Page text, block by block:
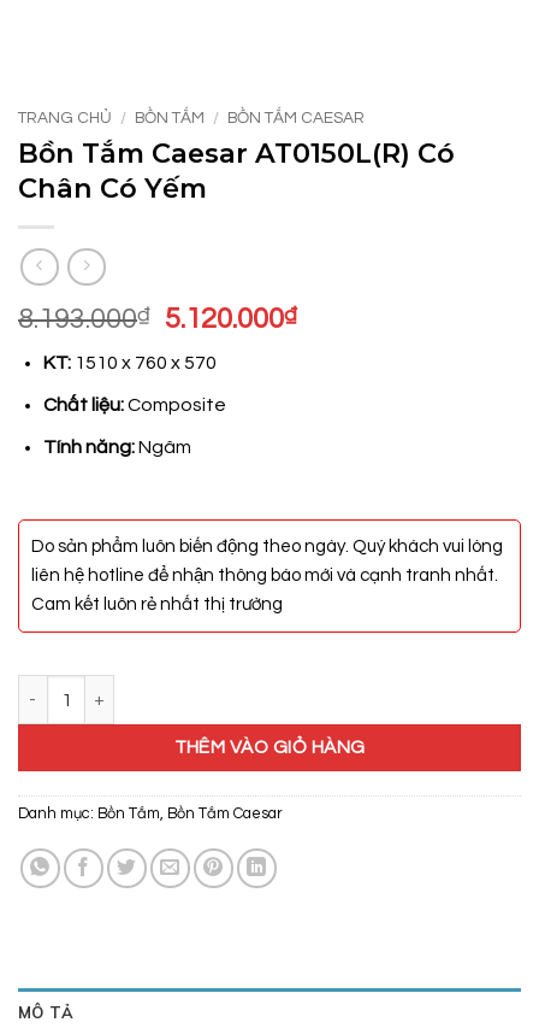
TRANG CHỦ / BỒN TẮM / BỒN TẮM CAESAR
Bồn Tắm Caesar AT0150L(R) Có
Chân Có Yếm
8.193.000₫
Giá
là:
8.193.000₫.
5.120.000₫Giá
KT:1510 x 760 x 570
Chất liệu:Composite
Tính năng:Ngâm
Do sản phẩm luôn biến động theo ngày. Quý khách vui lòng
liên hệ hotline để nhận thông báo mới và cạnh tranh nhất.
Cam kết luôn rẻ nhất thị trường
THÊM VÀO GIỎ HÀNG
Danh mục: Bồn Tắm, Bồn Tắm Caesar
MÔ TẢ